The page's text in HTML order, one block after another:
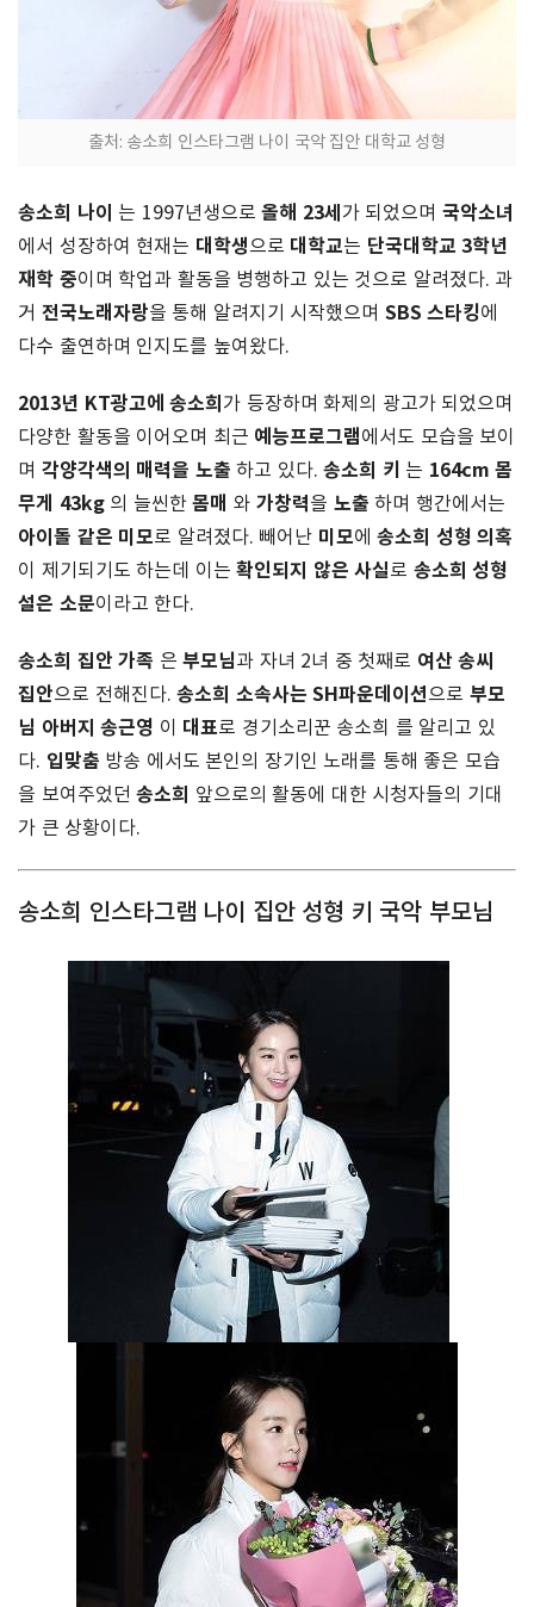
출처: 송소희 인스타그램 나이 국악 집안 대학교 성형
송소희 나이 는 1997년생으로 올해 23세 가 되었으며 국악소녀
에서 성장하여 현재는 대학생으로 대학교는 단국대학교 3학년
재학 중이며 학업과 활동을 병행하고 있는 것으로 알려졌다. 과
거 전국노래자랑을 통해 알려지기 시작했으며 SBS 스타킹에
다수 출연하며 인지도를 높여왔다.
2013년 KT광고에 송소희 가 등장하며 화제의 광고가 되었으며
다양한 활동을 이어오며 최근 예능프로그램에서도 모습을 보이
며 각양각색의 매력을 노출 하고 있다. 송소희 키 는 164cm 몸
무게 43kg 의 늘씬한 몸매 와 가창력을 노출 하며 행간에서는
아이돌 같은 미모로 알려졌다. 빼어난 미모에 송소희 성형 의혹
이 제기되기도 하는데 이는 확인되지 않은 사실로 송소희 성형
설은 소문이라고 한다.
송소희 집안 가족 은 부모님과 자녀 2녀 중 첫째로 여산 송씨
집안으로 전해진다. 송소희 소속사는 SH파운데이션으로 부모
님 아버지 송근영 이 대표로 경기소리꾼 송소희 를 알리고 있
다. 입맞춤 방송 에서도 본인의 장기인 노래를 통해 좋은 모습
을 보여주었던 송소희 앞으로의 활동에 대한 시청자들의 기대
가 큰 상황이다.
송소희 인스타그램 나이 집안 성형 키 국악 부모님